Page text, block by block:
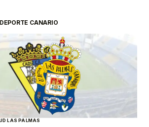
CANARIO
LAS PALMAS